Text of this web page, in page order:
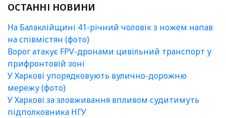
ОСТАННІ НОВИНИ
На Балаклійщині 41-річний чоловік з ножем напав
на співмістян (фото)
Ворог атакує FPV-дронами цивільний транспорт у
прифронтовій зоні
У Харкові упорядковують вулично-дорожню
мережу (фото)
У Харкові за зловживання впливом судитимуть
підполковника НГУ